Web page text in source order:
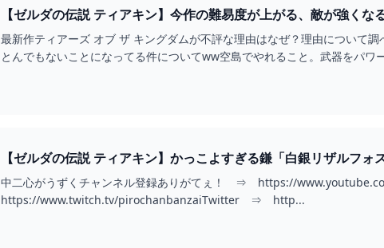
【ゼルダの伝説 ティアキン】今作の難易度が上がる、敵が強く
応/考察/トレーラー/映像/ティアーズオブザキングダム】 -
最新作ティアーズ オブ ザ キングダムが不評な理由はなぜ？理由について
とんでもないことになってる件についてww空島でやれること。武器をパ
【ゼルダの伝説 ティアキン】かっこよすぎる鎌「白銀リザルフ
【ZELDA TEARS OF THE KINGDOM】 - YOUTUBE
中二心がうずくチャンネル登録ありがてぇ！ ⇒ https://
https://www.twitch.tv/pirochanbanzaiTwitter ⇒ http...